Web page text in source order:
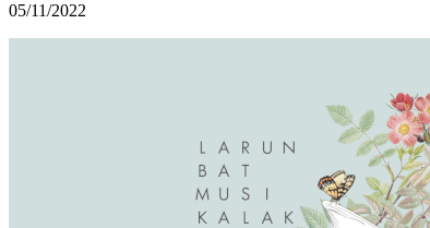
05/11/2022